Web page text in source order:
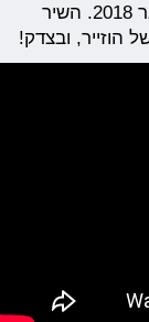
השיר, “Nina Cried Power”, שיצא בספטמבר 2018. השיר
הוזייר, ובצדק!